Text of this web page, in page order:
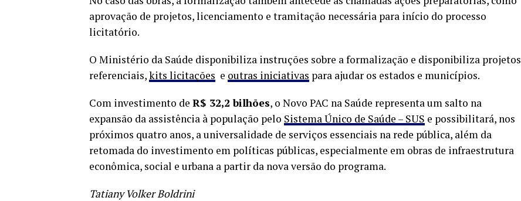
aprovação de projetos, licenciamento e tramitação necessária para início do processo
licitatório.
O Ministério da Saúde disponibiliza instruções sobre a formalização e disponibiliza projetos
referenciais,kits licitações e outras iniciativas para ajudar os estados e municípios.
Com investimento de R$ 32,2 bilhões, o Novo PAC na Saúde representa um salto na
expansão da assistência à população pelo Sistema Único de Saúde – SUS e possibilitará, nos
próximos quatro anos, a universalidade de serviços essenciais na rede pública, além da
retomada do investimento em políticas públicas, especialmente em obras de infraestrutura
econômica, social e urbana a partir da nova versão do programa.
Tatiany Volker Boldrini